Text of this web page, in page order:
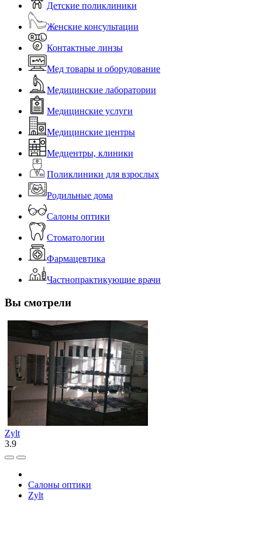
Детские поликлиники
Женские консультации
Контактные линзы
Мед товары и оборудование
Медицинские лаборатории
Медицинские услуги
Медицинские центры
Медцентры, клиники
Поликлиники для взрослых
Родильные дома
Салоны оптики
Стоматологии
Фармацевтика
Частнопрактикующие врачи
Вы смотрели
Zylt
3.9
Салоны оптики
Zylt